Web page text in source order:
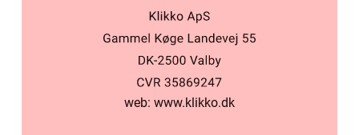
web: www.klikko.dk